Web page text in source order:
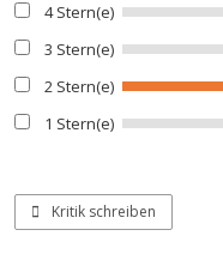
4 Stern(e)
3 Stern(e)
2 Stern(e)
1 Stern(e)
Kritik schreiben